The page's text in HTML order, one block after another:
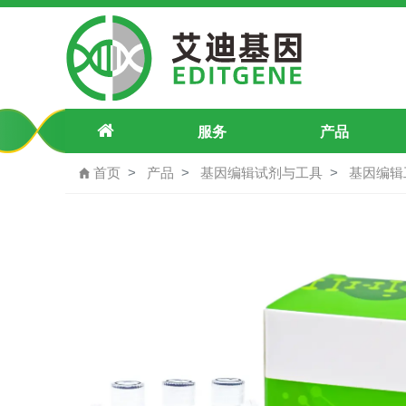
pU6-PPP1R12B（202549924G>T
服务 产品
首页 产品 基因编辑试剂与工具 基因编